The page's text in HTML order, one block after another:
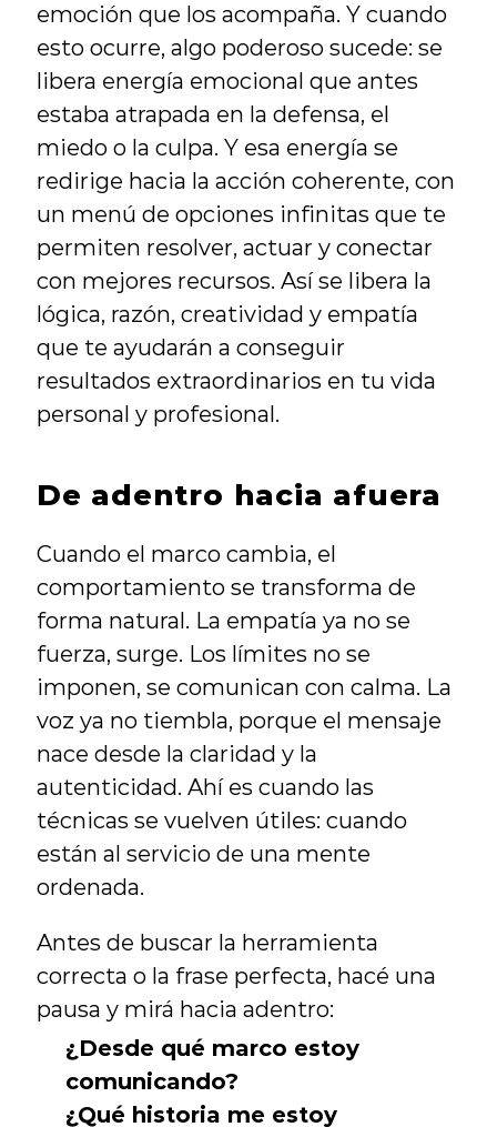
emoción que los acompaña. Y cuando
esto ocurre, algo poderoso sucede: se
libera energía emocional que antes
estaba atrapada en la defensa, el
miedo o la culpa. Y esa energía se
redirige hacia la acción coherente, con
un menú de opciones infinitas que te
permiten resolver, actuar y conectar
con mejores recursos. Así se libera la
lógica, razón, creatividad y empatía
que te ayudarán a conseguir
resultados extraordinarios en tu vida
personal y profesional.
De adentro hacia afuera
Cuando el marco cambia, el
comportamiento se transforma de
forma natural. La empatía ya no se
fuerza, surge. Los límites no se
imponen, se comunican con calma. La
voz ya no tiembla, porque el mensaje
nace desde la claridad y la
autenticidad. Ahí es cuando las
técnicas se vuelven útiles: cuando
están al servicio de una mente
ordenada.
Antes de buscar la herramienta
correcta o la frase perfecta, hacé una
pausa y mirá hacia adentro:
¿Desde qué marco estoy
comunicando?
¿Qué historia me estoy